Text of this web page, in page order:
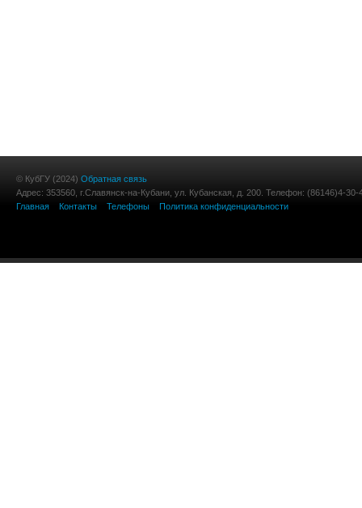
© КубГУ (2024) Обратная связь
Адрес: 353560, г.Славянск-на-Кубани, ул. Кубанская, д. 200. Телефон: (86146)4-30-
Главная
Контакты Телефоны Политика конфиденциальности